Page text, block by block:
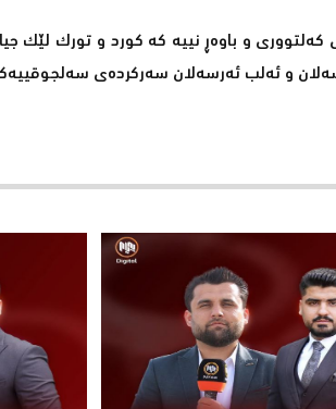
و باوەڕ نییە كە كورد و تورك لێك
و ئەلب ئەرسەلان سەركردەی